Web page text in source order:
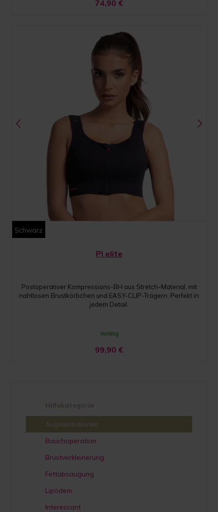
74,90 €
Schwarz
PI elite
Postoperativer Kompressions-BH aus Stretch-Material, mit
nahtlosen Brustkörbchen und EASY-CLIP-Trägern. Perfekt in
jedem Detail.
Vorrätig
99,90 €
Hilfekategorie
Augmentationen
Bauchoperation
Brustverkleinerung
Fettabsaugung
Lipödem
Interessant